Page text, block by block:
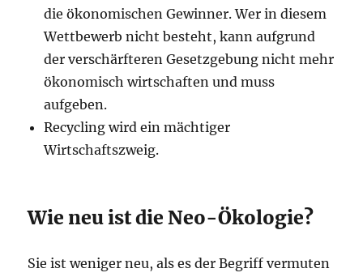
die ökonomischen Gewinner. Wer in diesem
Wettbewerb nicht besteht, kann aufgrund
der verschärfteren Gesetzgebung nicht mehr
ökonomisch wirtschaften und muss
aufgeben.
Recycling wird ein mächtiger
Wirtschaftszweig.
Wie neu ist die Neo-Ökologie?
Sie ist weniger neu, als es der Begriff vermuten